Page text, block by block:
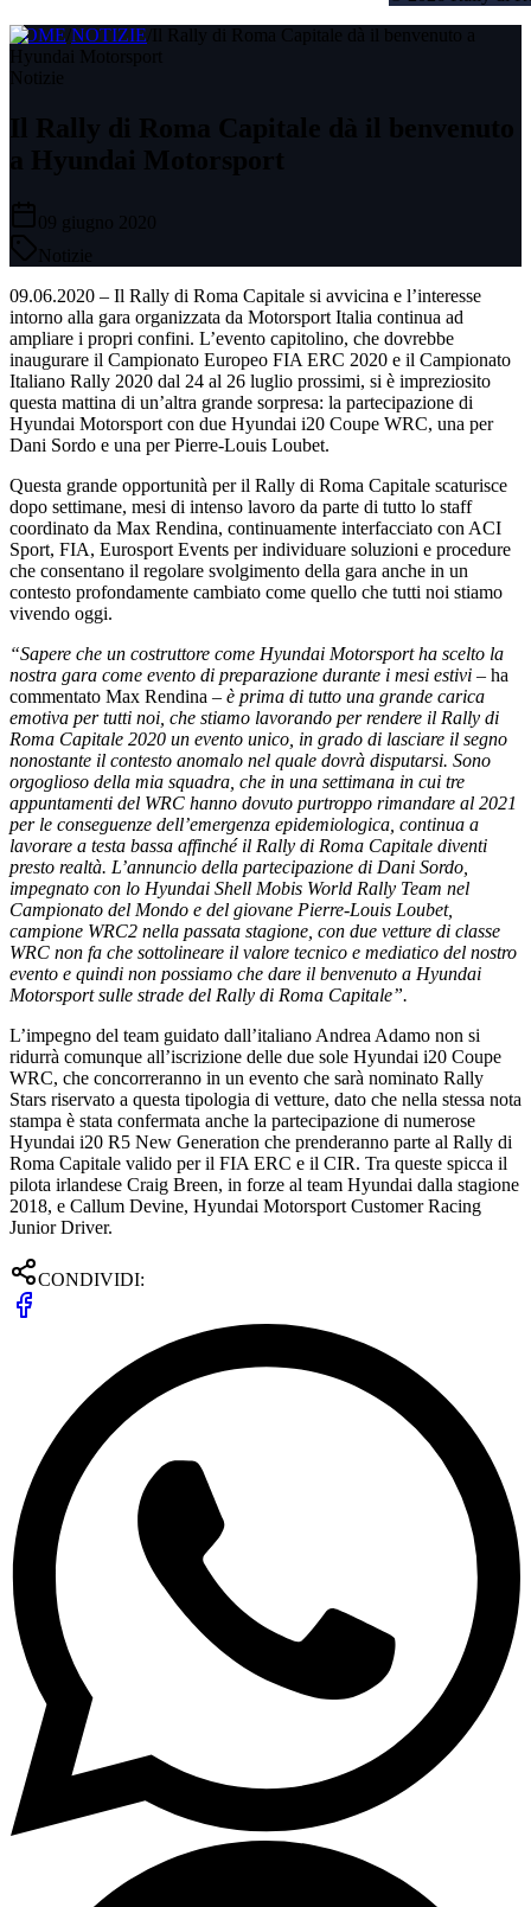
HOME NOTIZIE Il Rally di Roma Capitale dà il benvenuto a
Hyundai Motorsport
Notizie
Il Rally di Roma Capitale dà il benvenuto
a Hyundai Motorsport
09 giugno 2020
Notizie
09.06.2020 – Il Rally di Roma Capitale si avvicina e l’interesse
intorno alla gara organizzata da Motorsport Italia continua ad
ampliare i propri confini. L’evento capitolino, che dovrebbe
inaugurare il Campionato Europeo FIA ERC 2020 e il Campionato
Italiano Rally 2020 dal 24 al 26 luglio prossimi, si è impreziosito
questa mattina di un’altra grande sorpresa: la partecipazione di
Hyundai Motorsport con due Hyundai i20 Coupe WRC, una per
Dani Sordo e una per Pierre-Louis Loubet.
Questa grande opportunità per il Rally di Roma Capitale scaturisce
dopo settimane, mesi di intenso lavoro da parte di tutto lo staff
coordinato da Max Rendina, continuamente interfacciato con ACI
Sport, FIA, Eurosport Events per individuare soluzioni e procedure
che consentano il regolare svolgimento della gara anche in un
contesto profondamente cambiato come quello che tutti noi stiamo
vivendo oggi.
“Sapere che un costruttore come Hyundai Motorsport ha scelto la
nostra gara come evento di preparazione durante i mesi estivi – ha
commentato Max Rendina – è prima di tutto una grande carica
emotiva per tutti noi, che stiamo lavorando per rendere il Rally di
Roma Capitale 2020 un evento unico, in grado di lasciare il segno
nonostante il contesto anomalo nel quale dovrà disputarsi. Sono
orgoglioso della mia squadra, che in una settimana in cui tre
appuntamenti del WRC hanno dovuto purtroppo rimandare al 2021
per le conseguenze dell’emergenza epidemiologica, continua a
lavorare a testa bassa affinché il Rally di Roma Capitale diventi
presto realtà. L’annuncio della partecipazione di Dani Sordo,
impegnato con lo Hyundai Shell Mobis World Rally Team nel
Campionato del Mondo e del giovane Pierre-Louis Loubet,
campione WRC2 nella passata stagione, con due vetture di classe
WRC non fa che sottolineare il valore tecnico e mediatico del nostro
evento e quindi non possiamo che dare il benvenuto a Hyundai
Motorsport sulle strade del Rally di Roma Capitale”.
L’impegno del team guidato dall’italiano Andrea Adamo non si
ridurrà comunque all’iscrizione delle due sole Hyundai i20 Coupe
WRC, che concorreranno in un evento che sarà nominato Rally
Stars riservato a questa tipologia di vetture, dato che nella stessa nota
stampa è stata confermata anche la partecipazione di numerose
Hyundai i20 R5 New Generation che prenderanno parte al Rally di
Roma Capitale valido per il FIA ERC e il CIR. Tra queste spicca il
pilota irlandese Craig Breen, in forze al team Hyundai dalla stagione
2018, e Callum Devine, Hyundai Motorsport Customer Racing
Junior Driver.
CONDIVIDI: